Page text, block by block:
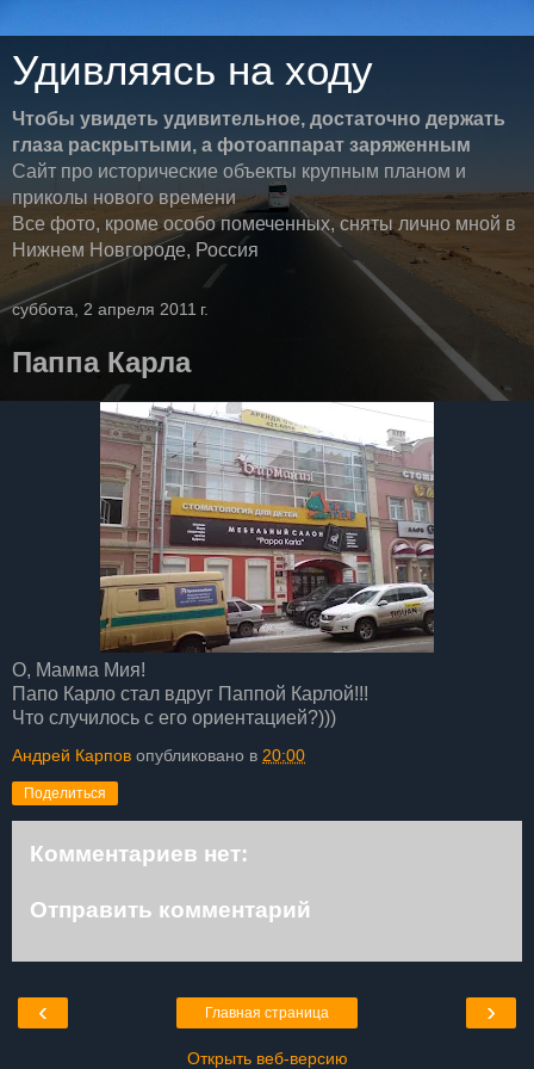
Удивляясь на ходу
Чтобы увидеть удивительное, достаточно держать
глаза раскрытыми, а фотоаппарат заряженным
Сайт про исторические объекты крупным планом и
приколы нового времени
Все фото, кроме особо помеченных, сняты лично мной в
Нижнем Новгороде, Россия
суббота, 2 апреля 2011 г.
Паппа Карла
О, Мамма Мия!
Папо Карло стал вдруг Паппой Карлой!!!
Что случилось с его ориентацией?)))
Андрей Карпов опубликовано в 20:00
Поделиться
Комментариев нет:
Отправить комментарий
‹ ›
Главная страница
Открыть веб-версию